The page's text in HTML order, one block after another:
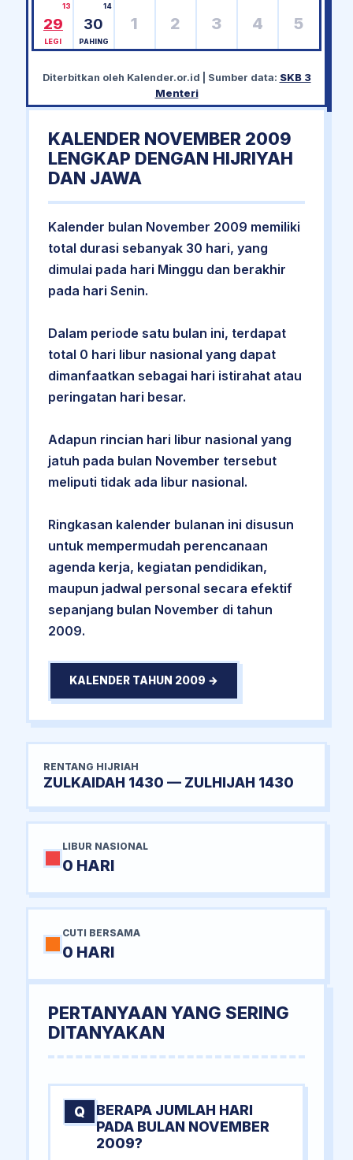
29
13
LEGI
30
14
PAHING
1 2 3 4 5
Diterbitkan oleh Kalender.or.id | Sumber data: SKB 3
Menteri
KALENDER NOVEMBER 2009
LENGKAP DENGAN HIJRIYAH
DAN JAWA
Kalender bulan November 2009 memiliki
total durasi sebanyak 30 hari, yang
dimulai pada hari Minggu dan berakhir
pada hari Senin.
Dalam periode satu bulan ini, terdapat
total 0 hari libur nasional yang dapat
dimanfaatkan sebagai hari istirahat atau
peringatan hari besar.
Adapun rincian hari libur nasional yang
jatuh pada bulan November tersebut
meliputi tidak ada libur nasional.
Ringkasan kalender bulanan ini disusun
untuk mempermudah perencanaan
agenda kerja, kegiatan pendidikan,
maupun jadwal personal secara efektif
sepanjang bulan November di tahun
2009.
KALENDER TAHUN 2009 →
RENTANG HIJRIAH
ZULKAIDAH 1430 — ZULHIJAH 1430
LIBUR NASIONAL
0 HARI
CUTI BERSAMA
0 HARI
PERTANYAAN YANG SERING
DITANYAKAN
Q
BERAPA JUMLAH HARI
PADA BULAN NOVEMBER
2009?